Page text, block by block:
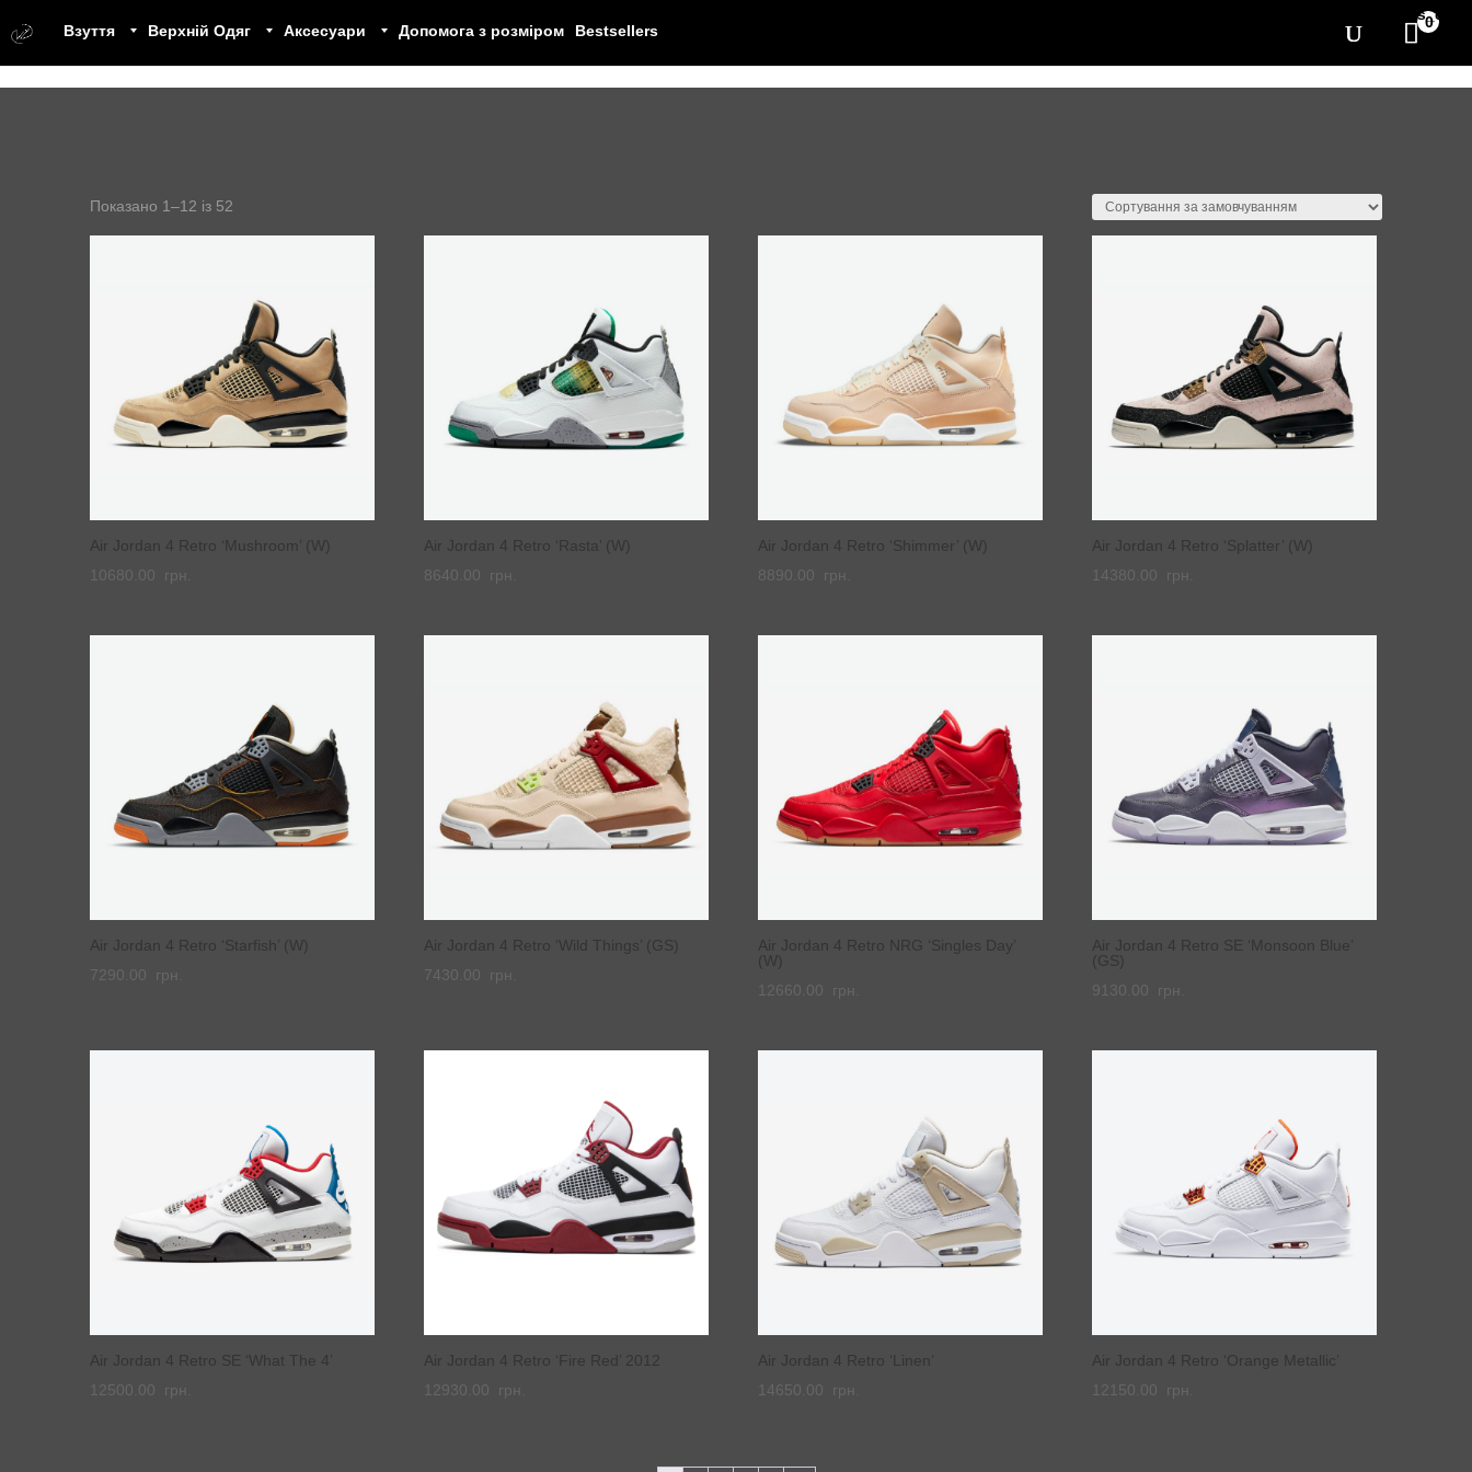
Взуття Верхній Одяг Аксесуари Допомога з розміром Bestsellers 0
Показано 1–12 із 52
Air Jordan 4 Retro ‘Mushroom’ (W)
10680.00
грн.
Air Jordan 4 Retro ‘Rasta’ (W)
8640.00
грн.
Air Jordan 4 Retro ‘Shimmer’ (W)
8890.00
грн.
Air Jordan 4 Retro ‘Splatter’ (W)
14380.00
грн.
Air Jordan 4 Retro ‘Starfish’ (W)
7290.00
грн.
Air Jordan 4 Retro ‘Wild Things’ (GS)
7430.00
грн.
Air Jordan 4 Retro NRG ‘Singles Day’
(W)
12660.00
грн.
Air Jordan 4 Retro SE ‘Monsoon Blue’
(GS)
9130.00
грн.
Air Jordan 4 Retro SE ‘What The 4’
12500.00
грн.
Air Jordan 4 Retro ‘Fire Red’ 2012
12930.00
грн.
Air Jordan 4 Retro ‘Linen’
14650.00
грн.
Air Jordan 4 Retro ‘Orange Metallic’
12150.00
грн.